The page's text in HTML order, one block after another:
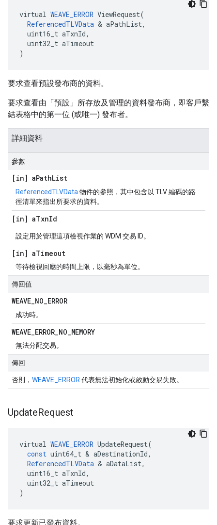
virtual WEAVE_ERROR ViewRequest(
ReferencedTLVData & aPathList,
  uint16_t aTxnId,
  uint32_t aTimeout
)
要求查看預設發布商的資料。
要求查看由「預設」所存放及管理的資料發布商，即客戶繫
結表格中的第一位 (或唯一) 發布者。
詳細資料
參數
[in] aPathList
ReferencedTLVData 物件的參照，其中包含以 TLV 編碼的路
徑清單來指出所要求的資料。
[in] aTxnId
設定用於管理這項檢視作業的 WDM 交易 ID。
[in] aTimeout
等待檢視回應的時間上限，以毫秒為單位。
傳回值
WEAVE_NO_ERROR
成功時。
WEAVE_ERROR_NO_MEMORY
無法分配交易。
傳回
否則， WEAVE_ERROR 代表無法初始化或啟動交易失敗。
UpdateRequest
virtual WEAVE_ERROR UpdateRequest(
const uint64_t & aDestinationId,
ReferencedTLVData & aDataList,
uint16_t aTxnId,
uint32_t aTimeout
)
要求更新已發布資料。